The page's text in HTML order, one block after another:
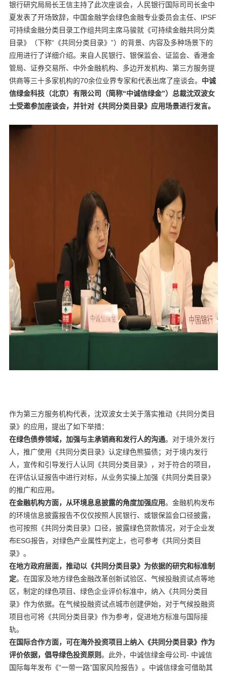
银行研究局局长王信主持了此次座谈会，人民银行国际司司长金中
夏发表了开场致辞，中国金融学会绿色金融专业委员会主任、IPSF
可持续金融分类目录工作组共同主席马骏就《可持续金融共同分类
目录》（下称“《共同分类目录》”）的背景、内容及多种场景下的
应用进行了详细介绍。来自人民银行、银保监会、证监会、香港金
管局、证券交易所、中外金融机构、多边开发机构、第三方服务提
供商等三十多家机构的70余位业界专家和代表出席了座谈会。 中诚
信绿金科技（北京）有限公司（简称“中诚信绿金”）总裁沈双波女
士受邀参加座谈会，并针对《共同分类目录》应用场景进行发言。
作为第三方服务机构代表，沈双波女士关于落实推动《共同分类目
录》的应用，提出了如下举措：
在绿色债券领域，加强与主承销商和发行人的沟通。对于境外发行
人，推广使用《共同分类目录》认定绿色熊猫债；对于境内发行
人，宣传和引导发行人认同《共同分类目录》，对于符合的项目，
在评估认证报告中进行对标，从业务实操上加强《共同分类目录》
的推广和应用。
在金融机构方面，从环境息息披露的角度加强应用。金融机构发布
的环境信息披露报告不仅仅按照人民银行、或银保监会口径披露，
也可按照《共同分类目录》口径，披露绿色贷款情况，对于企业发
布ESG报告，对绿色产业属性判定上，也可参考《共同分类目
录》。
在地方政府层面，推动以《共同分类目录》为依据的研究和标准制
定。在国家及地方绿色金融改革创新试验区、气候投融资试点等地
区，制定的绿色项目、绿色企业评价标准中，纳入《共同分类目
录》作为依据。在气候投融资试点城市创建伊始，对于气候投融资
项目也可将《共同分类目录》作为参考，促进地方标准与国际接
轨。
在国际合作方面，可在海外投资项目上纳入《共同分类目录》作为
评价依据，倡导绿色投资原则。此外，中诚信绿金母公司- 中诚信
国际每年发布《“一带一路”国家风险报告》。中诚信绿金可借助其